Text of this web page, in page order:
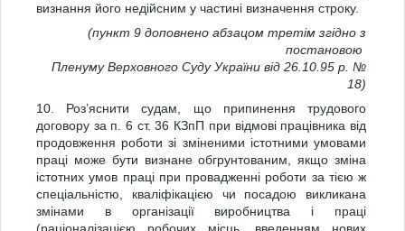
визнання його недійсним у частині визначення строку.
(пункт 9 доповнено абзацом третім згідно з
постановою
Пленуму Верховного Суду України від 26.10.95 р. №
18)
10. Роз’яснити судам, що припинення трудового
договору за п. 6 ст. 36 КЗпП при відмові працівника від
продовження роботи зі зміненими істотними умовами
праці може бути визнане обгрунтованим, якщо зміна
істотних умов праці при провадженні роботи за тією ж
спеціальністю, кваліфікацією чи посадою викликана
змінами в організації виробництва і праці